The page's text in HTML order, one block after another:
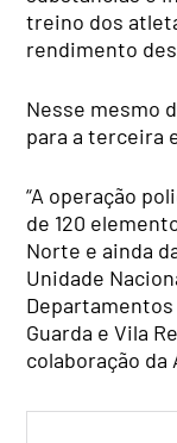
treino dos
rendimento
Nesse mesmo
para a terceira
“A operação
de 120
Norte e ainda
Unidade
Guarda e Vila
colaboração da